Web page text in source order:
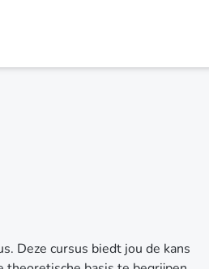
Deze cursus biedt jou de kans